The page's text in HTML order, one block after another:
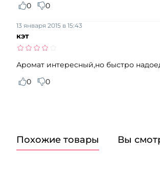
0
0
кэт
13 января 2015 в 15:43
Аромат интересный,но быстро
0
0
Похожие товары Вы